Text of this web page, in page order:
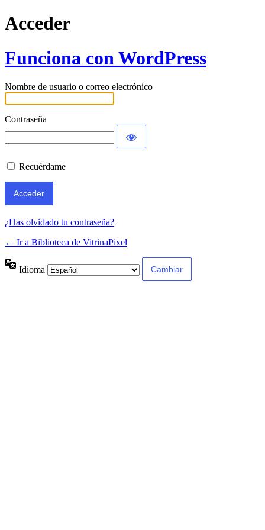
Acceder
Funciona con WordPress
Nombre de usuario o correo electrónico
Contraseña
Recuérdame
¿Has olvidado tu contraseña?
← Ir a Biblioteca de VitrinaPixel
Idioma